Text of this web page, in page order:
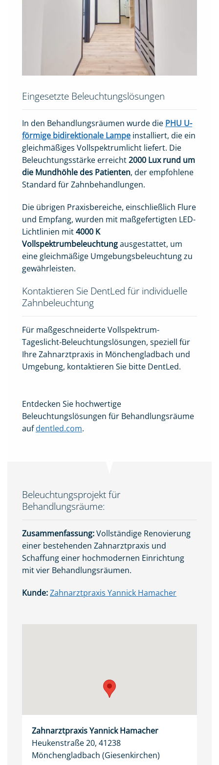
Eingesetzte Beleuchtungslösungen
In den Behandlungsräumen wurde die PHU U-
förmige bidirektionale Lampe installiert, die ein
gleichmäßiges Vollspektrumlicht liefert. Die
Beleuchtungsstärke erreicht2000 Lux rund um
die Mundhöhle des Patienten, der empfohlene
Standard für Zahnbehandlungen.
Die übrigen Praxisbereiche, einschließlich Flure
und Empfang, wurden mit maßgefertigten LED-
Lichtlinien mit4000 K
Vollspektrumbeleuchtungausgestattet, um
eine gleichmäßige Umgebungsbeleuchtung zu
gewährleisten.
Kontaktieren Sie DentLed für individuelle
Zahnbeleuchtung
Für maßgeschneiderte Vollspektrum-
Tageslicht-Beleuchtungslösungen, speziell für
Ihre Zahnarztpraxis in Mönchengladbach und
Umgebung, kontaktieren Sie bitte DentLed.
Entdecken Sie hochwertige
Beleuchtungslösungen für Behandlungsräume
aufdentled.com.
Beleuchtungsprojekt für
Behandlungsräume:
Zusammenfassung:Vollständige Renovierung
einer bestehenden Zahnarztpraxis und
Schaffung einer hochmodernen Einrichtung
mit vier Behandlungsräumen.
Kunde:Zahnarztpraxis Yannick Hamacher
Zahnarztpraxis Yannick Hamacher
Heukenstraße 20, 41238
Mönchengladbach (Giesenkirchen)